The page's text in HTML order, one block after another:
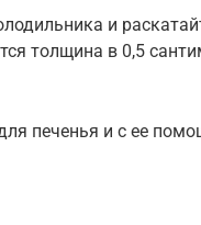
и
толщина в 0,5
печенья и с ее